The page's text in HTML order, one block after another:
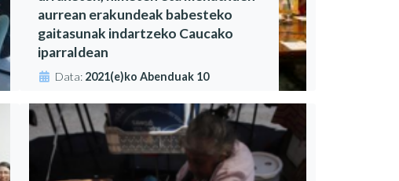
aurrean erakundeak babesteko
gaitasunak indartzeko Caucako
iparraldean
Data: 2021(e)ko Abenduak 10